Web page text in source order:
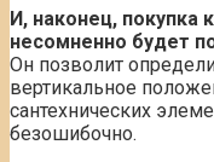
И, наконец, покупка
несомненно будет
Он позволит
вертикальное
сантехнических
безошибочно.